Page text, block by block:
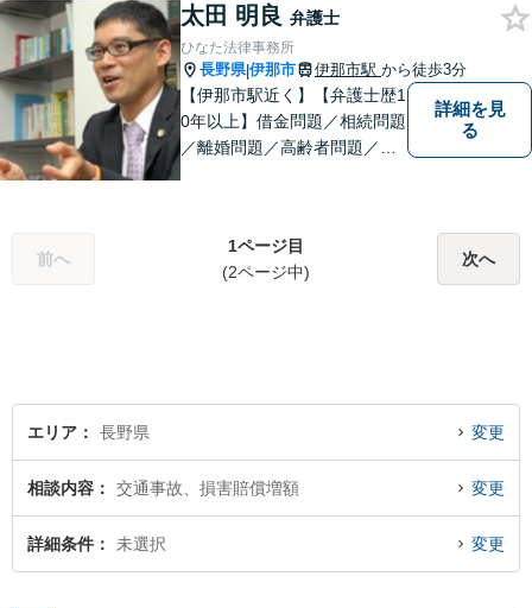
方は是非ご相談ください。迅
速に対応いたします。
太田 明良 弁護士
ひなた法律事務所
長野県|伊那市 伊那市駅 から徒歩3分
【伊那市駅近く】【弁護士歴1
0年以上】借金問題／相続問題
／離婚問題／高齢者問題／相
根ざした弁護士】もし何かお
困りな事がございましたらお
詳細を見
る
前へ
1ページ目
(2ページ中)
次へ
エリア 長野県 変更
相談内容 交通事故、損害賠償増額 変更
詳細条件 未選択 変更